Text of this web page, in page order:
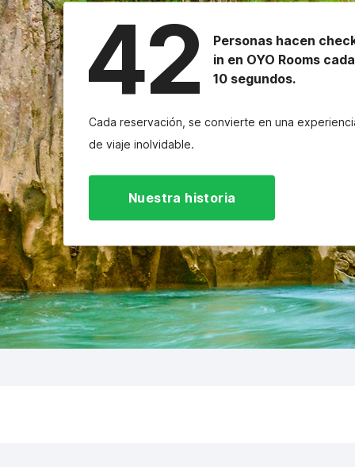
42
Personas hacen
in en OYO Rooms cada
10 segundos.
Cada reservación, se convierte en una
de viaje inolvidable.
Nuestra historia